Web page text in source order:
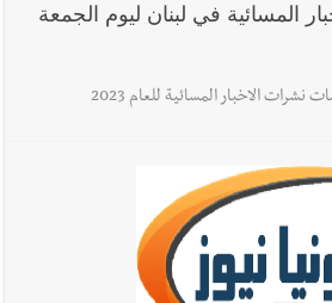
المسائية في لبنان ليوم الجمعة
نشرات الاخبار المسائية للعام 2023